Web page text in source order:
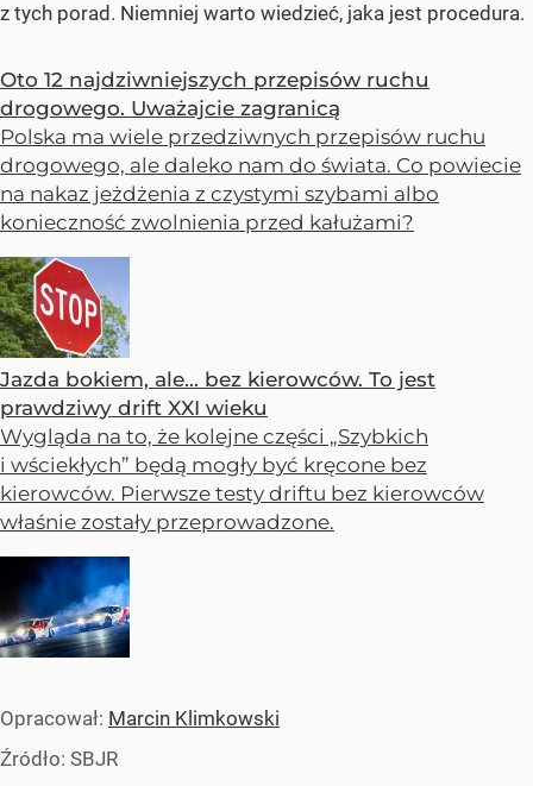
z tych porad. Niemniej warto wiedzieć, jaka jest procedura.
Oto 12 najdziwniejszych przepisów ruchu
drogowego. Uważajcie zagranicą
Polska ma wiele przedziwnych przepisów ruchu
drogowego, ale daleko nam do świata. Co powiecie
na nakaz jeżdżenia z czystymi szybami albo
konieczność zwolnienia przed kałużami?
Jazda bokiem, ale... bez kierowców. To jest
prawdziwy drift XXI wieku
Wygląda na to, że kolejne części „Szybkich
i wściekłych” będą mogły być kręcone bez
kierowców. Pierwsze testy driftu bez kierowców
właśnie zostały przeprowadzone.
Opracował: Marcin Klimkowski
Źródło: SBJR